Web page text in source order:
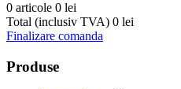
0 articole 0 lei
Total (inclusiv TVA) 0 lei
Finalizare comanda
Produse